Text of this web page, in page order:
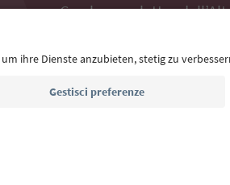
Con la newsletter
Indirizzo e-mail*